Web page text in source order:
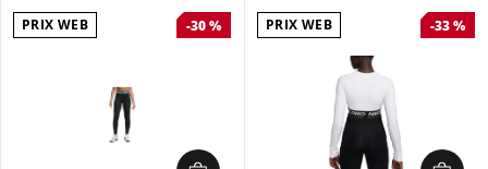
PRIX WEB -30 % PRIX WEB -33 %